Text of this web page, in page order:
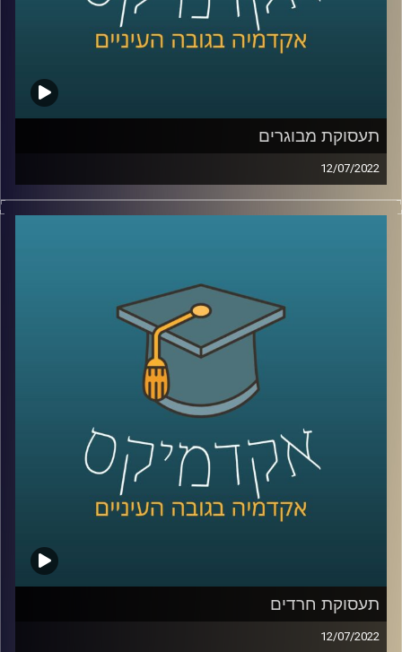
קרדיט תמונות:AudioVersity
תעסוקת מבוגרים
12/07/2022
זה לא סוד שתוחלת החיים עולה עם השנים, אך גיל הפרישה
לא עולה באותו הקצב. רק ב-2019 הרוחות סערו על תכנית של
בפרק הזה ד"ר הלה אקסלרד ממכון אהרון דיברה על החשיבות
של שילוב מבוגרים בשוק העבודה והעלאת גיל הפרישה
לשיחה עם ד"ר הלה אקסלרד על טרנספורמציה דיגיטלית –
לשיחה עם ד"ר הלה אקסלרד על תעסוקת חרדים –
תעסוקת חרדים
12/07/2022